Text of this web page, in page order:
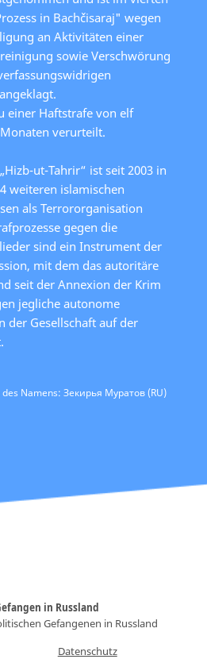
in Bachčisaraj" wegen
an Aktivitäten einer
sowie Verschwörung
einer Haftstrafe von elf
verurteilt.
ut-Tahrir“ ist seit 2003 in
weiteren islamischen
als Terrororganisation
gegen die
sind ein Instrument der
mit dem das autoritäre
seit der Annexion der Krim
jegliche autonome
der Gesellschaft auf der
Namens: Зекирья Муратов (RU)
in Russland
Gefangenen in Russland
Datenschutz